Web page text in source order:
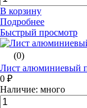
В корзину
Подробнее
Быстрый просмотр
(0)
Лист алюминиевый
0 ₽
Наличие: много